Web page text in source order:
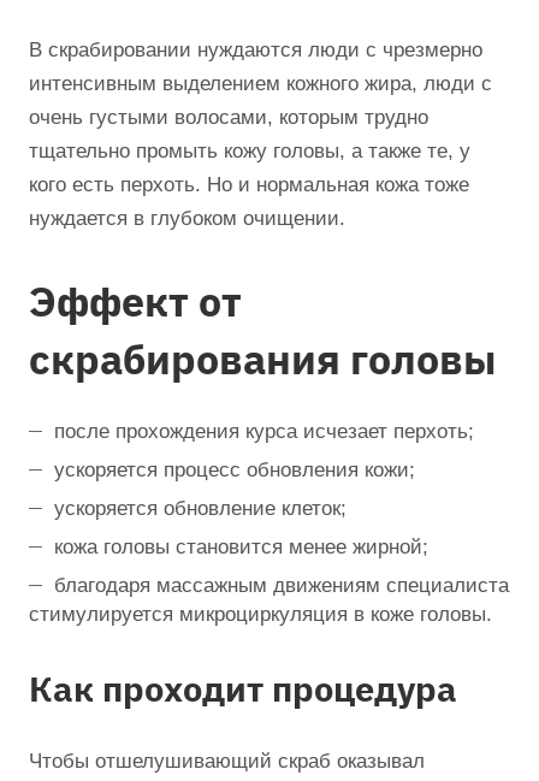
В скрабировании нуждаются люди с чрезмерно
интенсивным выделением кожного жира, люди с
очень густыми волосами, которым трудно
тщательно промыть кожу головы, а также те, у
кого есть перхоть. Но и нормальная кожа тоже
нуждается в глубоком очищении.
Эффект от
скрабирования головы
после прохождения курса исчезает перхоть;
ускоряется процесс обновления кожи;
ускоряется обновление клеток;
кожа головы становится менее жирной;
благодаря массажным движениям специалиста
стимулируется микроциркуляция в коже головы.
Как проходит процедура
Чтобы отшелушивающий скраб оказывал